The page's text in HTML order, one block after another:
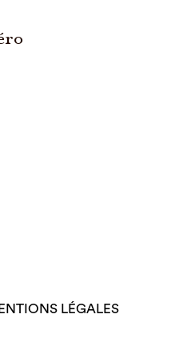
LÉGALES